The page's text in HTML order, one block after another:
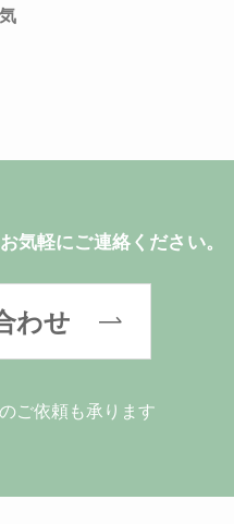
気
気軽にご連絡ください。
わせ
ご依頼も承ります